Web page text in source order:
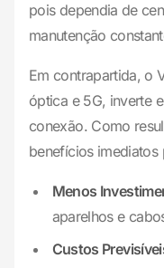
pois dependia de
manutenção
Em contrapartida, o
óptica e 5G, inverte
conexão. Como
benefícios imediatos
Menos
aparelhos e
Custos